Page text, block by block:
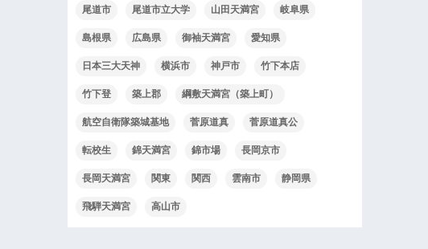
尾道市 尾道市立大学 山田天満宮 岐阜県
島根県 広島県 御袖天満宮 愛知県
日本三大天神 横浜市 神戸市 竹下本店
竹下登 築上郡 綱敷天満宮（築上町）
航空自衛隊築城基地 菅原道真 菅原道真公
転校生 錦天満宮 錦市場 長岡京市
長岡天満宮 関東 関西 雲南市 静岡県
飛騨天満宮 高山市